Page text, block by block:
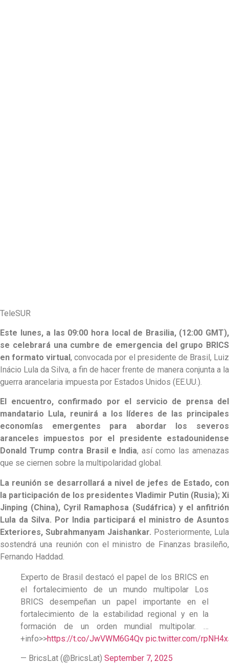
TeleSUR
Este lunes, a las 09:00 hora local de Brasilia, (12:00 GMT),
se celebrará una cumbre de emergencia del grupo BRICS
en formato virtual, convocada por el presidente de Brasil, Luiz
Inácio Lula da Silva, a fin de hacer frente de manera conjunta a la
guerra arancelaria impuesta por Estados Unidos (EE.UU.).
El encuentro, confirmado por el servicio de prensa del
mandatario Lula, reunirá a los líderes de las principales
economías emergentes para abordar los severos
aranceles impuestos por el presidente estadounidense
Donald Trump contra Brasil e India, así como las amenazas
que se ciernen sobre la multipolaridad global.
La reunión se desarrollará a nivel de jefes de Estado, con
la participación de los presidentes Vladimir Putin (Rusia); Xi
Jinping (China), Cyril Ramaphosa (Sudáfrica) y el anfitrión
Lula da Silva. Por India participará el ministro de Asuntos
Exteriores, Subrahmanyam Jaishankar. Posteriormente, Lula
sostendrá una reunión con el ministro de Finanzas brasileño,
Fernando Haddad.
Experto de Brasil destacó el papel de los BRICS en
el fortalecimiento de un mundo multipolar Los
BRICS desempeñan un papel importante en el
fortalecimiento de la estabilidad regional y en la
formación de un orden mundial multipolar. …
+info>>https://t.co/JwVWM6G4Qv pic.twitter.com/
— BricsLat (@BricsLat) September 7, 2025